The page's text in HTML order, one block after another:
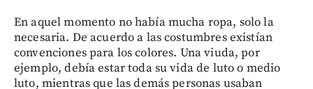
En aquel momento no había mucha ropa, solo la
necesaria. De acuerdo a las costumbres existían
convenciones para los colores. Una viuda, por
ejemplo, debía estar toda su vida de luto o medio
luto, mientras que las demás personas usaban